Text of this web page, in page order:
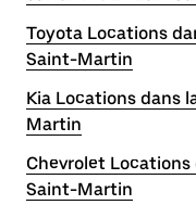
Toyota Locations
Saint-Martin
Kia Locations dans
Martin
Chevrolet Locations
Saint-Martin